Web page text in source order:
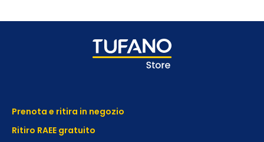
Prenota e ritira in negozio
Ritiro RAEE gratuito